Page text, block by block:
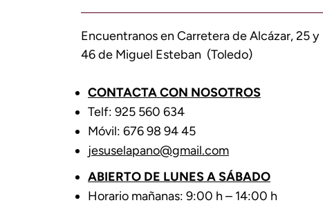
Encuentranos en Carretera de Alcázar, 25 y
46 de Miguel Esteban (Toledo)
CONTACTA CON NOSOTROS
Telf: 925 560 634
Móvil: 676 98 94 45
jesuselapano@gmail.com
ABIERTO DE LUNES A SÁBADO
Horario mañanas: 9:00 h – 14:00 h